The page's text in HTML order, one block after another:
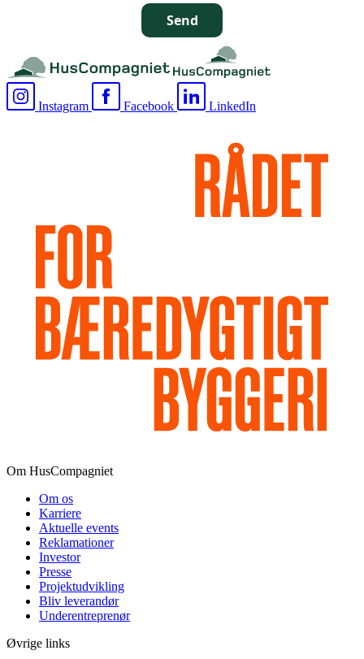
Send
Instagram Facebook LinkedIn
Om HusCompagniet
Om os
Karriere
Aktuelle events
Reklamationer
Investor
Presse
Projektudvikling
Bliv leverandør
Underentreprenør
Øvrige links